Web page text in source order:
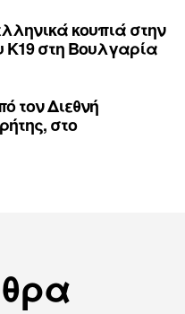
κουπιά στην
Κ19 στη Βουλγαρία
τον Διεθνή
στο